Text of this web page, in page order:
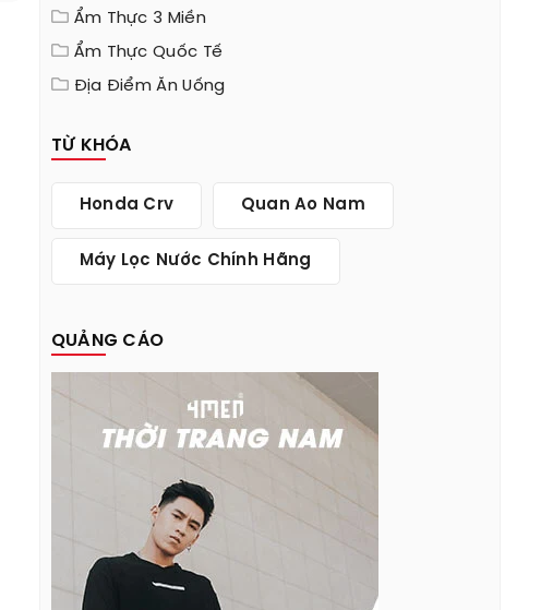
Ẩm Thực 3 Miền
Ẩm Thực Quốc Tế
Địa Điểm Ăn Uống
TỪ KHÓA
Honda Crv Quan Ao Nam
Máy Lọc Nước Chính Hãng
QUẢNG CÁO